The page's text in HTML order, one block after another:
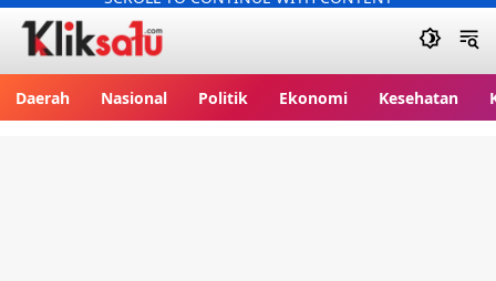
Daerah Nasional Politik Ekonomi Kesehatan